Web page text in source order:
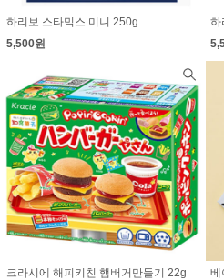
하리보 스타믹스 미니 250g
5,500원
하
크라시에 해피키친 햄버거만들기 22g